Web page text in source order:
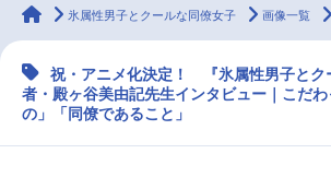
ラジオ
マンガ・ラノベ ゲーム・アプリ 音楽
animateTimes
氷属性男子とクールな同僚女子 画像一覧
祝・アニメ化決定！ 『氷属性男子とク
者・殿ヶ谷美由記先生インタビュー｜こだ
の」「同僚であること」